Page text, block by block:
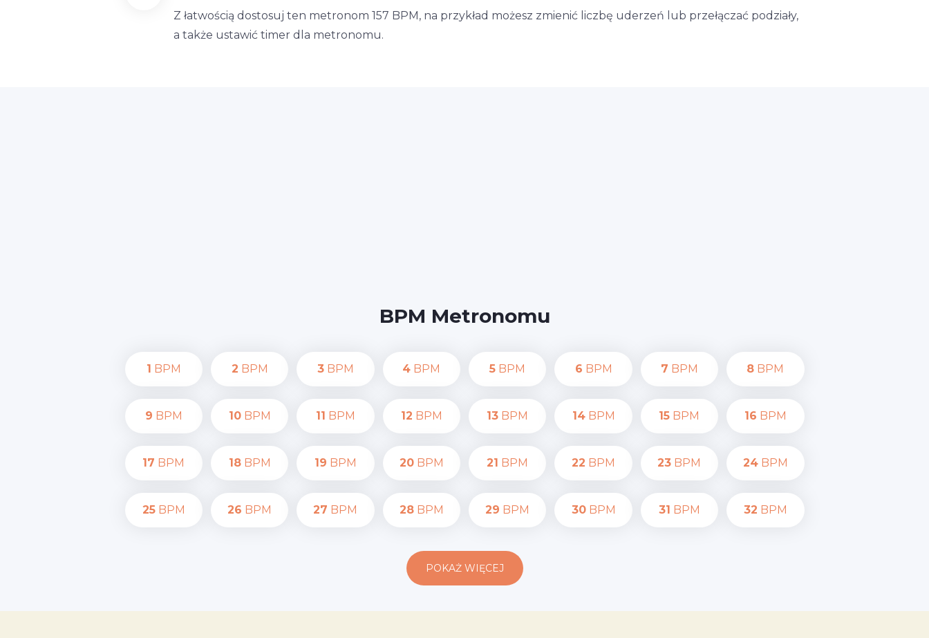
Z łatwością dostosuj ten metronom 157 BPM, na przykład możesz zmienić liczbę uderzeń lub przełączać podziały,
a także ustawić timer dla metronomu.
BPM Metronomu
1 BPM 2 BPM 3BPM 4 BPM 5 BPM 6 BPM 7 BPM 8 BPM
9 BPM 10BPM 11 BPM 12 BPM 13 BPM 14BPM 15 BPM 16 BPM
17 BPM 18BPM 19 BPM 20BPM 21 BPM 22 BPM 23 BPM 24BPM
25BPM 26 BPM 27 BPM 28BPM 29 BPM 30BPM 31 BPM 32 BPM
POKAŻ WIĘCEJ